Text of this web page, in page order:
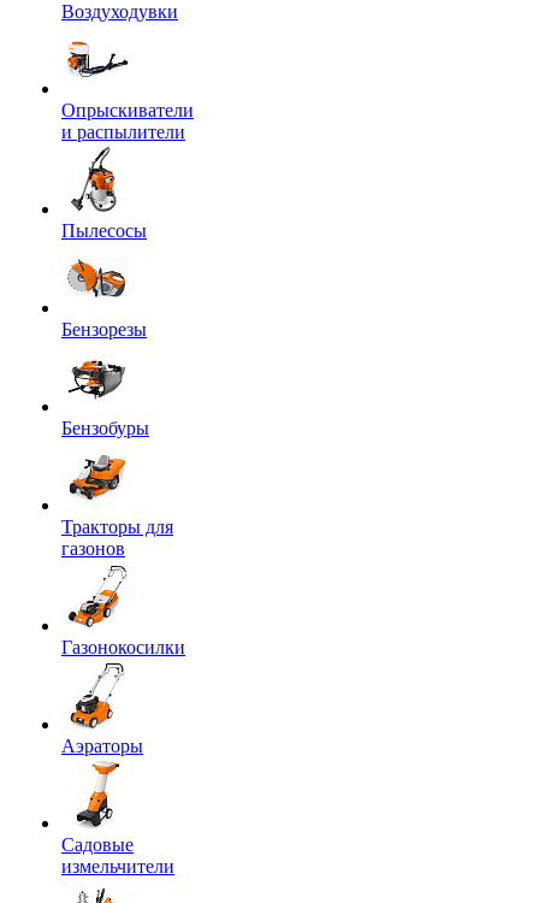
Воздуходувки
Опрыскиватели
и распылители
Пылесосы
Бензорезы
Бензобуры
Тракторы для
газонов
Газонокосилки
Аэраторы
Садовые
измельчители